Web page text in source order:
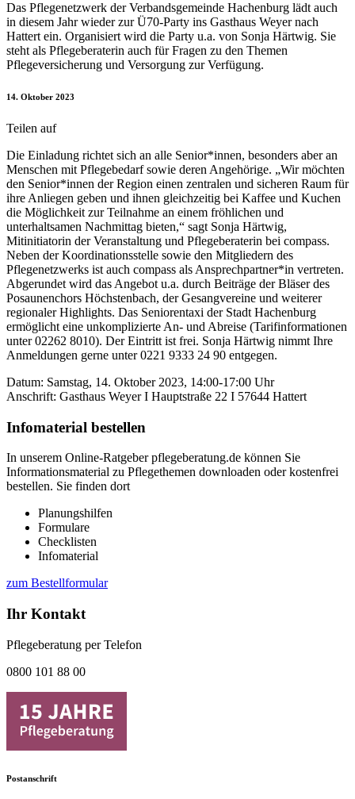
Das Pflegenetzwerk der Verbandsgemeinde Hachenburg lädt auch
in diesem Jahr wieder zur Ü70-Party ins Gasthaus Weyer nach
Hattert ein. Organisiert wird die Party u.a. von Sonja Härtwig. Sie
steht als Pflegeberaterin auch für Fragen zu den Themen
Pflegeversicherung und Versorgung zur Verfügung.
14. Oktober 2023
Teilen auf
Die Einladung richtet sich an alle Senior*innen, besonders aber an
Menschen mit Pflegebedarf sowie deren Angehörige. „Wir möchten
den Senior*innen der Region einen zentralen und sicheren Raum für
ihre Anliegen geben und ihnen gleichzeitig bei Kaffee und Kuchen
die Möglichkeit zur Teilnahme an einem fröhlichen und
unterhaltsamen Nachmittag bieten,“ sagt Sonja Härtwig,
Mitinitiatorin der Veranstaltung und Pflegeberaterin bei compass.
Neben der Koordinationsstelle sowie den Mitgliedern des
Pflegenetzwerks ist auch compass als Ansprechpartner*in vertreten.
Abgerundet wird das Angebot u.a. durch Beiträge der Bläser des
Posaunenchors Höchstenbach, der Gesangvereine und weiterer
regionaler Highlights. Das Seniorentaxi der Stadt Hachenburg
ermöglicht eine unkomplizierte An- und Abreise (Tarifinformationen
unter 02262 8010). Der Eintritt ist frei. Sonja Härtwig nimmt Ihre
Anmeldungen gerne unter 0221 9333 24 90 entgegen.
Datum: Samstag, 14. Oktober 2023, 14:00-17:00 Uhr
Anschrift: Gasthaus Weyer I Hauptstraße 22 I 57644 Hattert
Infomaterial bestellen
In unserem Online-Ratgeber pflegeberatung.de können Sie
Informationsmaterial zu Pflegethemen downloaden oder kostenfrei
bestellen. Sie finden dort
Planungshilfen
Formulare
Checklisten
Infomaterial
zum Bestellformular
Ihr Kontakt
Pflegeberatung per Telefon
0800 101 88 00
Postanschrift